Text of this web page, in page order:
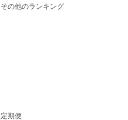
その他のランキング
定期便